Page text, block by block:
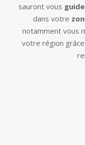
sauront vous
dans votre
notamment vous
votre région